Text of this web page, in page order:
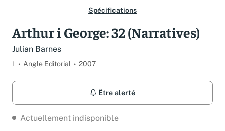
Spécifications
Arthur i George: 32 (Narratives)
Julian Barnes
1 Angle Editorial 2007
Être alerté
Actuellement indisponible